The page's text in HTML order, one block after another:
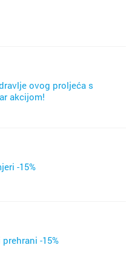
ovog proljeća s
akcijom!
-15%
-15%